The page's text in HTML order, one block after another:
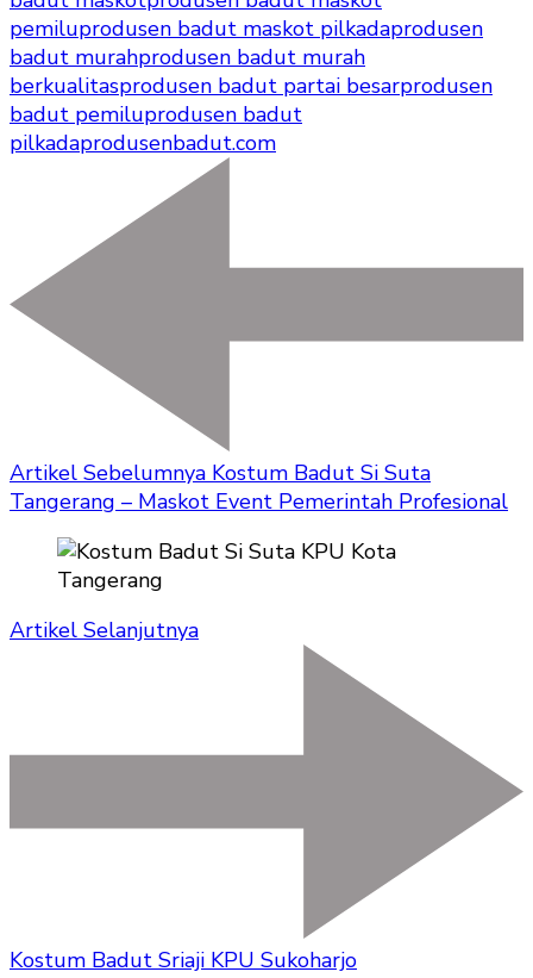
pemiluprodusen badut maskot pilkadaprodusen
badut murahprodusen badut murah
berkualitasprodusen badut partai besarprodusen
badut pemiluprodusen badut
pilkadaprodusenbadut.com
Artikel Sebelumnya Kostum Badut Si Suta
Tangerang – Maskot Event Pemerintah Profesional
Artikel Selanjutnya
Kostum Badut Sriaji KPU Sukoharjo